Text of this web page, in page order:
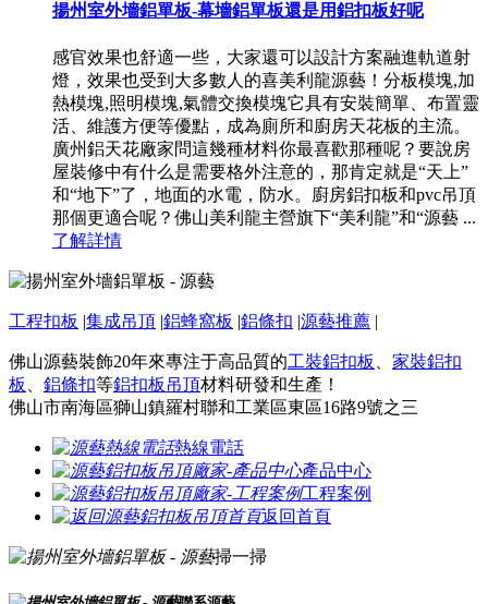
揚州室外墻鋁單板-幕墻鋁單板還是用鋁扣板好呢
感官效果也舒適一些，大家還可以設計方案融進軌道射
燈，效果也受到大多數人的喜美利龍源藝！分板模塊,加
熱模塊,照明模塊,氣體交換模塊它具有安裝簡單、布置靈
活、維護方便等優點，成為廁所和廚房天花板的主流。
廣州鋁天花廠家問這幾種材料你最喜歡那種呢？要說房
屋裝修中有什么是需要格外注意的，那肯定就是“天上”
和“地下”了，地面的水電，防水。廚房鋁扣板和pvc吊頂
那個更適合呢？佛山美利龍主營旗下“美利龍”和“源藝 ...
了解詳情
工程扣板 |集成吊頂 |鋁蜂窩板 |鋁條扣 |源藝推薦 |
佛山源藝裝飾20年來專注于高品質的工裝鋁扣板
家裝鋁扣
板
鋁條扣等鋁扣板吊頂材料研發和生產！
佛山市南海區獅山鎮羅村聯和工業區東區16路9號之三
熱線電話
產品中心
工程案例
返回首頁
掃一掃